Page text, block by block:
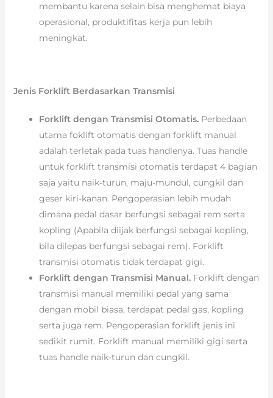
membantu karena selain bisa menghemat biaya
operasional, produktifitas kerja pun lebih
meningkat.
Jenis Forklift Berdasarkan Transmisi
Forklift dengan Transmisi Otomatis. Perbedaan
utama foklift otomatis dengan forklift manual
adalah terletak pada tuas handlenya. Tuas handle
untuk forklift transmisi otomatis terdapat 4 bagian
saja yaitu naik-turun, maju-mundul, cungkil dan
geser kiri-kanan. Pengoperasian lebih mudah
dimana pedal dasar berfungsi sebagai rem serta
kopling (Apabila diijak berfungsi sebagai kopling,
bila dilepas berfungsi sebagai rem). Forklift
transmisi otomatis tidak terdapat gigi.
Forklift dengan Transmisi Manual.Forklift dengan
transmisi manual memiliki pedal yang sama
dengan mobil biasa, terdapat pedal gas, kopling
serta juga rem. Pengoperasian forklift jenis ini
sedikit rumit. Forklift manual memiliki gigi serta
tuas handle naik-turun dan cungkil.